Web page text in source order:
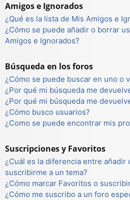
Amigos e Ignorados
¿Qué es la lista de Mis Amigos e
¿Cómo se puede añadir o borrar
Amigos e Ignorados?
Búsqueda en los foros
¿Cómo se puede buscar en uno o
¿Por qué mi búsqueda me
¿Por qué mi búsqueda me
¿Cómo busco usuarios?
¿Como se puede encontrar mis
Suscripciones y Favoritos
¿Cuál es la diferencia entre añadir
suscribirme a un tema?
¿Cómo marcar Favoritos o
¿Cómo me suscribo a un foro